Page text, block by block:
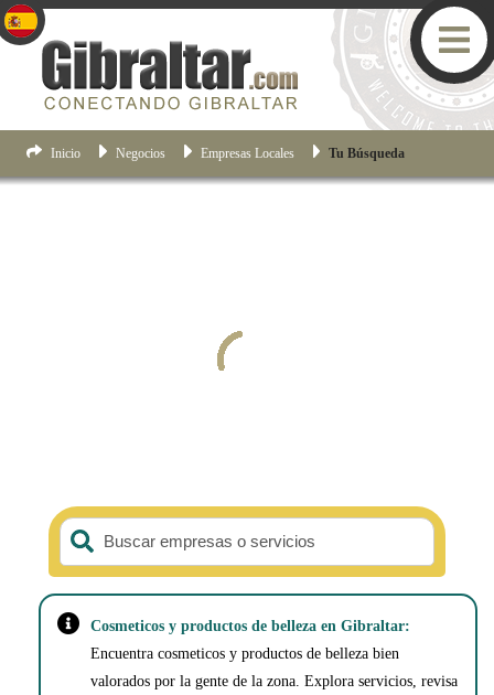
Inicio Negocios Empresas Locales Tu Búsqueda
Buscar empresas o servicios
Cosmeticos y productos de belleza en Gibraltar:
Encuentra cosmeticos y productos de belleza bien
valorados por la gente de la zona. Explora servicios, revisa